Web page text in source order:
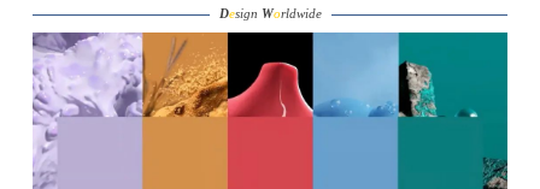
Design Worldwide